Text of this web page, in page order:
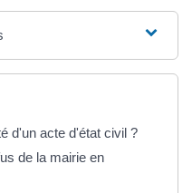
d'un acte d'état civil ?
de la mairie en